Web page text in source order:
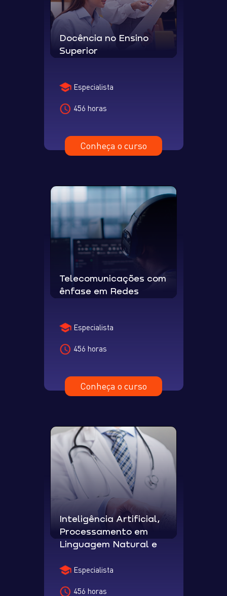
Docência no Ensino
Superior
Especialista
456 horas
Conheça o curso
Telecomunicações com
ênfase em Redes
Especialista
456 horas
Conheça o curso
Inteligência Artificial,
Processamento em
Linguagem Natural e
Especialista
456 horas